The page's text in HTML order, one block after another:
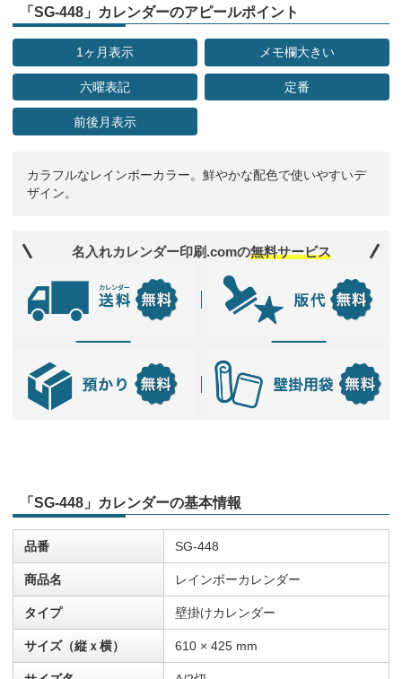
「SG-448」カレンダーのアピールポイント
1ヶ月表示 メモ欄大きい
六曜表記 定番
前後月表示
カラフルなレインボーカラー。鮮やかな配色で使いやすいデ
ザイン。
名入れカレンダー印刷.comの無料サービス
「SG-448」カレンダーの基本情報
品番 SG-448
商品名 レインボーカレンダー
タイプ 壁掛けカレンダー
サイズ（縦ｘ横） 610 × 425 mm